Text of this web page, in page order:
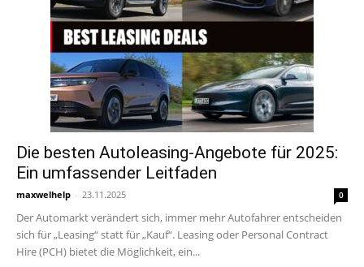
Die besten Autoleasing-Angebote für 2025:
Ein umfassender Leitfaden
maxwelhelp - 23.11.2025 0
Der Automarkt verändert sich, immer mehr Autofahrer entscheiden
sich für „Leasing“ statt für „Kauf“. Leasing oder Personal Contract
Hire (PCH) bietet die Möglichkeit, ein...